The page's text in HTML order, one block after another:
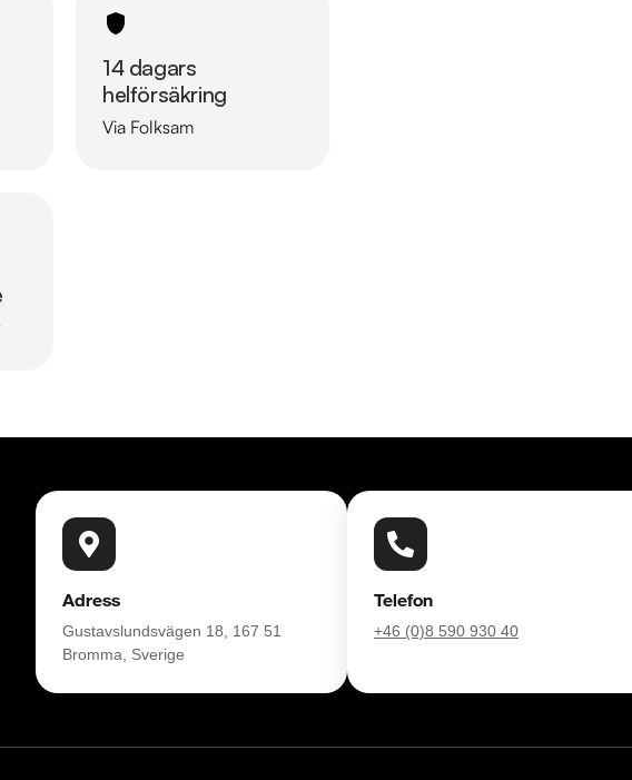
bilfirma! Alla våra bilar är leveransklara
som passar just dina behov och
14 dagars
helförsäkring
Via Folksam
Adress
Gustavslundsvägen 18, 167 51
Bromma, Sverige
Telefon
+46 (0)8 590 930 40